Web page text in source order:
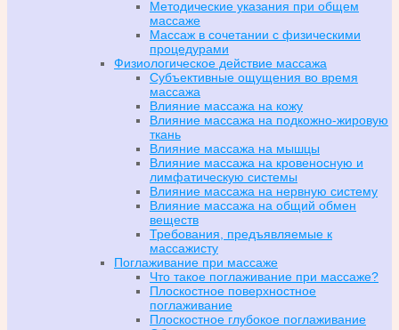
Методические указания при общем
массаже
Массаж в сочетании с физическими
процедурами
Физиологическое действие массажа
Субъективные ощущения во время
массажа
Влияние массажа на кожу
Влияние массажа на подкожно-жировую
ткань
Влияние массажа на мышцы
Влияние массажа на кровеносную и
лимфатическую системы
Влияние массажа на нервную систему
Влияние массажа на общий обмен
веществ
Требования, предъявляемые к
массажисту
Поглаживание при массаже
Что такое поглаживание при массаже?
Плоскостное поверхностное
поглаживание
Плоскостное глубокое поглаживание